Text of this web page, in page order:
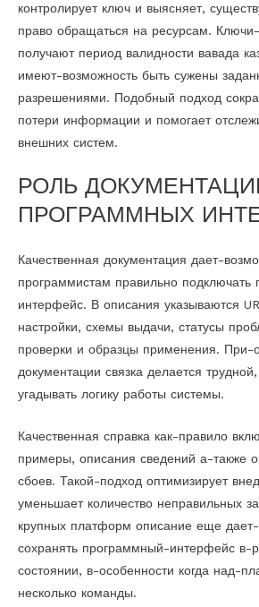
контролирует ключ и выясняет,
право обращаться на ресурсам.
получают период валидности вавада
имеют-возможность быть сужены
разрешениями. Подобный подход
потери информации и помогает
внешних систем.
РОЛЬ
ПРОГРАММНЫХ
Качественная документация дает-
программистам правильно
интерфейс. В описания указываются
настройки, схемы выдачи, статусы
проверки и образцы применения. При-
документации связка делается
угадывать логику работы системы.
Качественная справка как-правило
примеры, описания сведений а-также
сбоев. Такой-подход оптимизирует
уменьшает количество неправильных
крупных платформ описание еще дает-
сохранять программный-интерфейс в-
состоянии, в-особенности когда над-
несколько команды.